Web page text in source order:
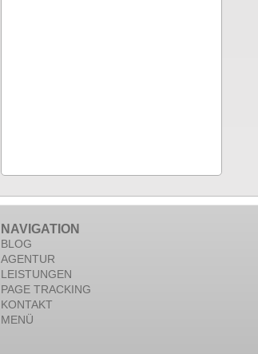
NAVIGATION
BLOG
AGENTUR
LEISTUNGEN
PAGE TRACKING
KONTAKT
MENÜ